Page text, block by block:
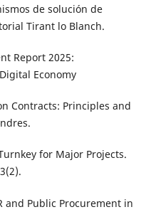
de solución de
Tirant lo Blanch.
Report 2025:
Economy
Contracts: Principles and
for Major Projects.
and Public Procurement in